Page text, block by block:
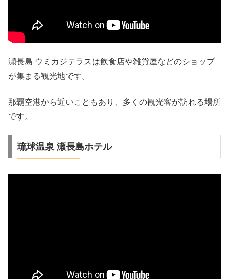
瀬長島 ウミカジテラスは飲食店や雑貨屋などのショップ
が集まる観光地です。
那覇空港から近いこともあり、多くの観光客が訪れる場所
です。
琉球温泉 瀬長島ホテル